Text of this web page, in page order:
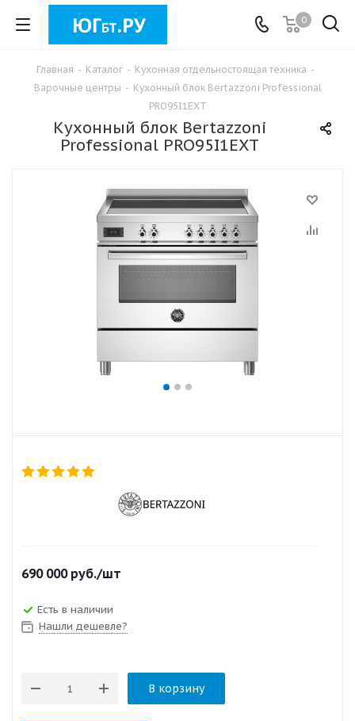
0
Главная - Каталог - Кухонная отдельностоящая техника -
Варочные центры - Кухонный блок Bertazzoni Professional
PRO95I1EXT
Кухонный блок Bertazzoni
Professional PRO95I1EXT
690 000руб./шт
Есть в наличии
Нашли дешевле?
В корзину